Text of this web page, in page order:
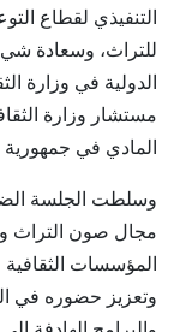
التنفيذي لقطاع
للتراث، وسعادة شي
الدولية في وزارة
مستشار وزارة
المادي في جمهورية
وسلطت الجلسة
مجال صون التراث
المؤسسات
وتعزيز حضوره في